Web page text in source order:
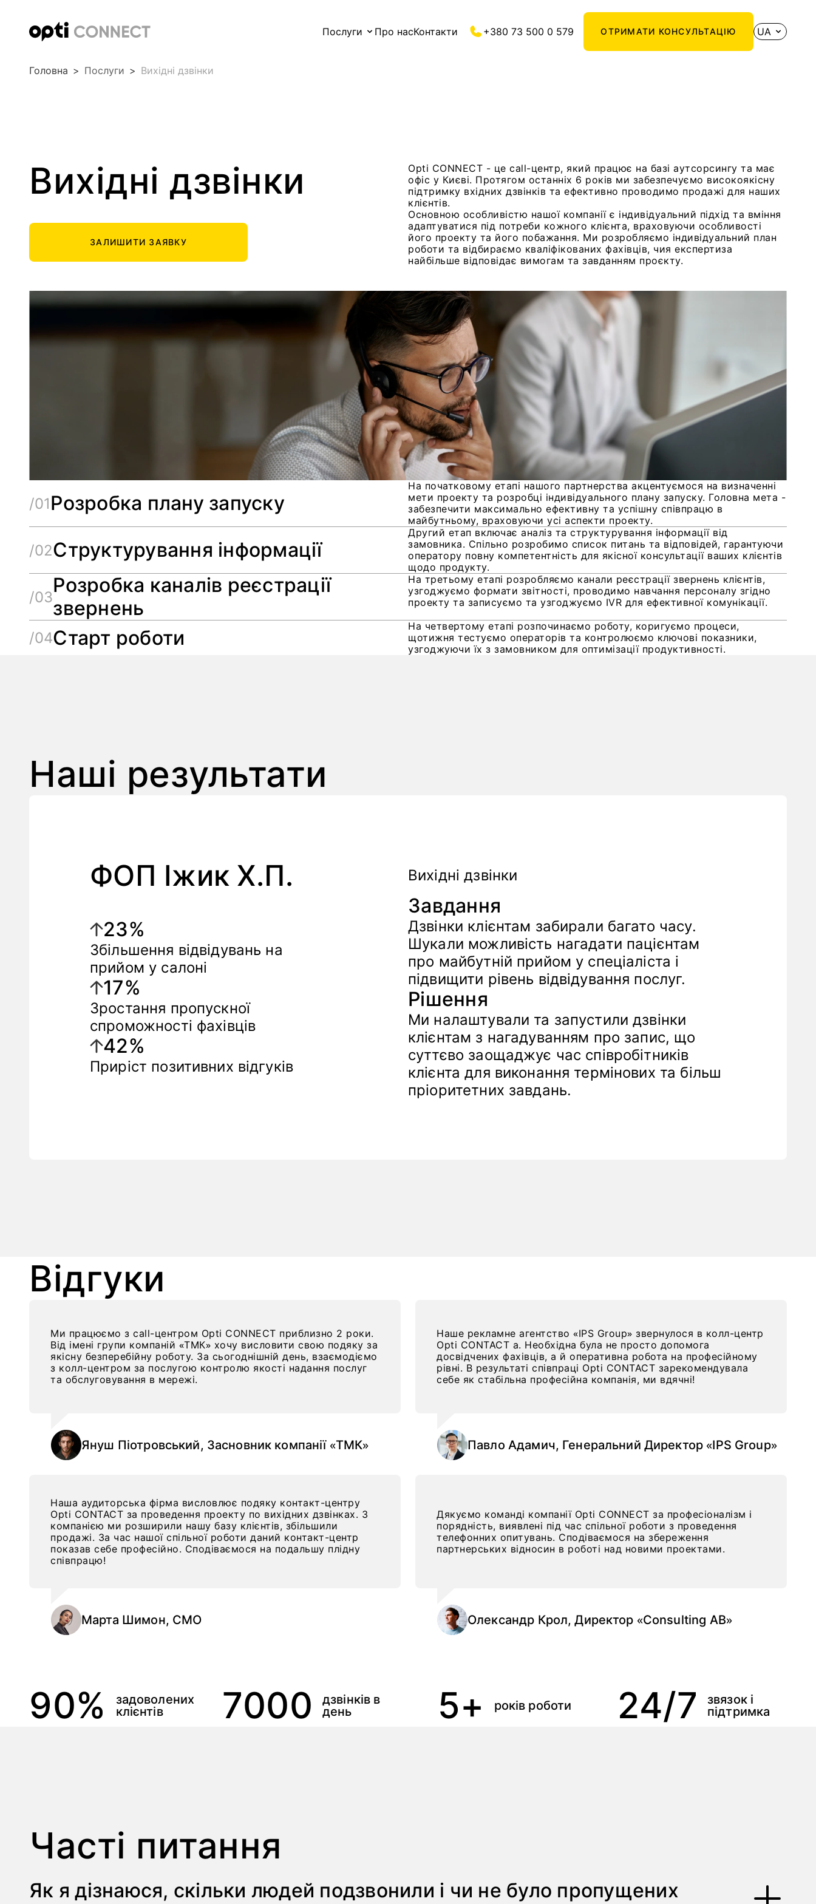
Послуги Про насКонтакти +380 73 500 0 579 ОТРИМАТИ КОНСУЛЬТАЦІЮ UA
Головна > Послуги > Вихідні дзвінки
Вихідні дзвінки
ЗАЛИШИТИ ЗАЯВКУ
Opti CONNECT - це call-центр, який працює на базі аутсорсингу та має
офіс у Києві. Протягом останніх 6 років ми забезпечуємо високоякісну
підтримку вхідних дзвінків та ефективно проводимо продажі для наших
клієнтів.
Основною особливістю нашої компанії є індивідуальний підхід та вміння
адаптуватися під потреби кожного клієнта, враховуючи особливості
його проекту та його побажання. Ми розробляємо індивідуальний план
роботи та відбираємо кваліфікованих фахівців, чия експертиза
найбільше відповідає вимогам та завданням проєкту.
/01Розробка плану запуску
На початковому етапі нашого партнерства акцентуємося на визначенні
мети проекту та розробці індивідуального плану запуску. Головна мета -
забезпечити максимально ефективну та успішну співпрацю в
майбутньому, враховуючи усі аспекти проекту.
/02Структурування інформації
Другий етап включає аналіз та структурування інформації від
замовника. Спільно розробимо список питань та відповідей, гарантуючи
оператору повну компетентність для якісної консультації ваших клієнтів
щодо продукту.
/03Розробка каналів реєстрації
звернень
На третьому етапі розробляємо канали реєстрації звернень клієнтів,
узгоджуємо формати звітності, проводимо навчання персоналу згідно
проекту та записуємо та узгоджуємо IVR для ефективної комунікації.
/04Старт роботи
На четвертому етапі розпочинаємо роботу, коригуємо процеси,
щотижня тестуємо операторів та контролюємо ключові показники,
узгоджуючи їх з замовником для оптимізації продуктивності.
Наші результати
ФОП Іжик Х.П. Вихідні дзвінки
23%
Збільшення відвідувань на
прийом у салоні
17%
Зростання пропускної
спроможності фахівців
42%
Приріст позитивних відгуків
Завдання
Дзвінки клієнтам забирали багато часу.
Шукали можливість нагадати пацієнтам
про майбутній прийом у спеціаліста і
підвищити рівень відвідування послуг.
Рішення
Ми налаштували та запустили дзвінки
клієнтам з нагадуванням про запис, що
суттєво заощаджує час співробітників
клієнта для виконання термінових та більш
пріоритетних завдань.
Відгуки
Ми працюємо з call-центром Opti CONNECT приблизно 2 роки.
Від імені групи компаній «ТМК» хочу висловити свою подяку за
якісну безперебійну роботу. За сьогоднішній день, взаємодіємо
з колл-центром за послугою контролю якості надання послуг
та обслуговування в мережі.
Януш Піотровський, Засновник компанії «ТМК»
Наше рекламне агентство «IPS Group» звернулося в колл-центр
Opti CONTACT a. Необхідна була не просто допомога
досвідчених фахівців, а й оперативна робота на професійному
рівні. В результаті співпраці Opti CONTACT зарекомендувала
себе як стабільна професійна компанія, ми вдячні!
Павло Адамич, Генеральний Директор «IPS Group»
Наша аудиторська фірма висловлює подяку контакт-центру
Opti CONTACT за проведення проекту по вихідних дзвінках. З
компанією ми розширили нашу базу клієнтів, збільшили
продажі. За час нашої спільної роботи даний контакт-центр
показав себе професійно. Сподіваємося на подальшу плідну
співпрацю!
Марта Шимон, CMO
Дякуємо команді компанії Opti CONNECT за професіоналізм і
порядність, виявлені під час спільної роботи з проведення
телефонних опитувань. Сподіваємося на збереження
партнерських відносин в роботі над новими проектами.
Олександр Крол, Директор «Consulting AB»
90%
задоволених
клієнтів
7000
дзвінків в
день
5+ років роботи 24/7
звязок і
підтримка
Часті питання
Як я дізнаюся, скільки людей подзвонили і чи не було пропущених